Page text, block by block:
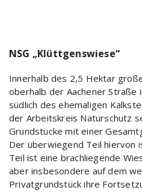
NSG „Klüttgenswiese“
Innerhalb des 2,5 Hektar
oberhalb der Aachener Straße
südlich des ehemaligen
der Arbeitskreis Naturschutz
Grundstücke mit einer
Der überwiegend Teil hiervon
Teil ist eine brachliegende
aber insbesondere auf dem
Privatgrundstück ihre